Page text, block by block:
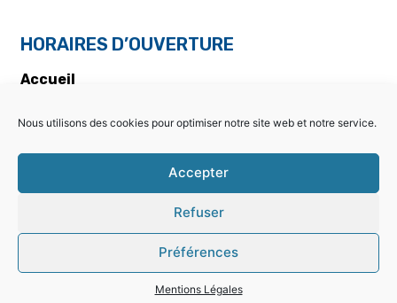
Nous utilisons des cookies pour optimiser notre site web et notre service.
Accepter
Refuser
Préférences
Mentions Légales
HORAIRES D’OUVERTURE
Accueil
Vendredi : 8h00 à 12h00
Du lundi au jeudi : 8h00 – 11h55 / 13h05 – 16h30
Vendredi : 8h00 à 12h00
Choisir la bonne offre